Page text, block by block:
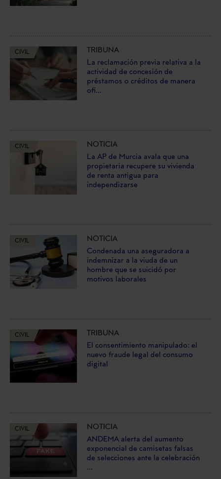
CIVIL
TRIBUNA
La reclamación previa relativa a la
actividad de concesión de
préstamos o créditos de manera
ofi...
CIVIL
NOTICIA
La AP de Murcia avala que una
propietaria recupere su vivienda
de renta antigua para
independizarse
CIVIL
NOTICIA
Condenada una aseguradora a
indemnizar a la viuda de un
hombre que se suicidó por
motivos laborales
CIVIL
TRIBUNA
El consentimiento manipulado: el
nuevo fraude legal del consumo
digital
CIVIL
NOTICIA
ANDEMA alerta del aumento
exponencial de camisetas falsas
de selecciones ante la celebración
...